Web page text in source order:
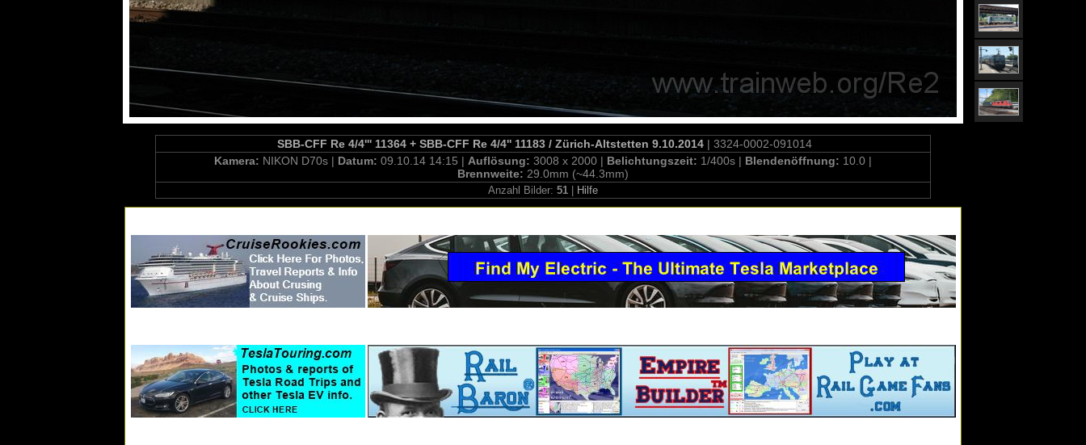
SBB-CFF Re 4/4''' 11364 + SBB-CFF Re 4/4'' 11183 / Zürich-Altstetten 9.10.2014 | 3324-0002-091014
Kamera: NIKON D70s | Datum: 09.10.14 14:15 | Auflösung: 3008 x 2000 | Belichtungszeit: 1/400s | Blendenöffnung: 10.0 |
Brennweite: 29.0mm (~44.3mm)
Anzahl Bilder: 51 Hilfe